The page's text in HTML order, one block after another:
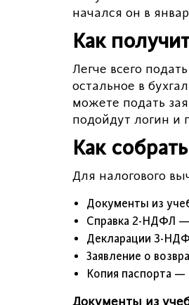
начался он в
Как
Легче всего
остальное в
можете подать
подойдут логин и
Как
Для налогового
Документы из
Справка 2-НДФЛ —
Декларации 3-
Заявление о
Копия паспорта —
Документы из